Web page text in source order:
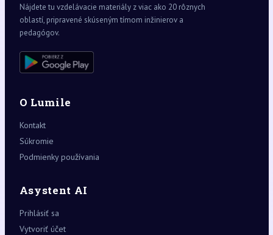
Nájdete tu vzdelávacie materiály z viac ako 20 rôznych
oblastí, pripravené skúseným tímom inžinierov a
pedagógov.
O Lumile
Kontakt
Súkromie
Podmienky používania
Asystent AI
Prihlásiť sa
Vytvoriť účet